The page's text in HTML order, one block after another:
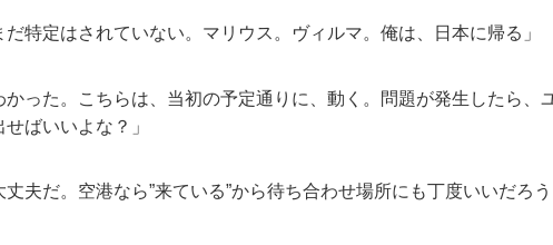
だ特定はされていない。マリウス。ヴィルマ。俺は、日本に帰る」
かった。こちらは、当初の予定通りに、動く。問題が発生したら、
せばいいよな？」
丈夫だ。空港なら”来ている”から待ち合わせ場所にも丁度いいだろう